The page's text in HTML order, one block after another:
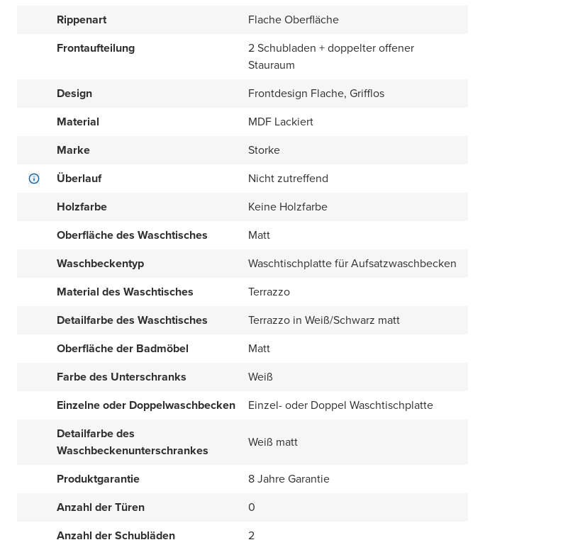
Rippenart
Flache Oberfläche
Frontaufteilung
2 Schubladen + doppelter offener
Stauraum
Design
Frontdesign Flache, Grifflos
Material
MDF Lackiert
Marke
Storke
Überlauf
Nicht zutreffend
Holzfarbe
Keine Holzfarbe
Oberfläche des Waschtisches
Matt
Waschbeckentyp
Waschtischplatte für Aufsatzwaschbecken
Material des Waschtisches
Terrazzo
Detailfarbe des Waschtisches
Terrazzo in Weiß/Schwarz matt
Oberfläche der Badmöbel
Matt
Farbe des Unterschranks
Weiß
Einzelne oder Doppelwaschbecken
Einzel- oder Doppel Waschtischplatte
Detailfarbe des
Waschbeckenunterschrankes
Weiß matt
Produktgarantie
8 Jahre Garantie
Anzahl der Türen
0
Anzahl der Schubläden
2